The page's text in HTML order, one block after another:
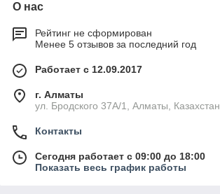
О нас
Рейтинг не сформирован
Менее 5 отзывов за последний год
Работает с 12.09.2017
г. Алматы
ул. Бродского 37А/1, Алматы, Казахстан
Контакты
Сегодня работает с 09:00 до 18:00
Показать весь график работы